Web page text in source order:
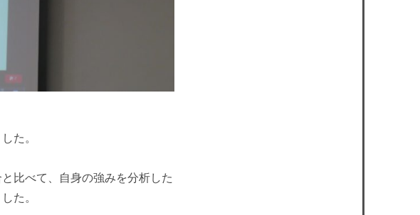
た。
比べて、自身の強みを分析した
た。